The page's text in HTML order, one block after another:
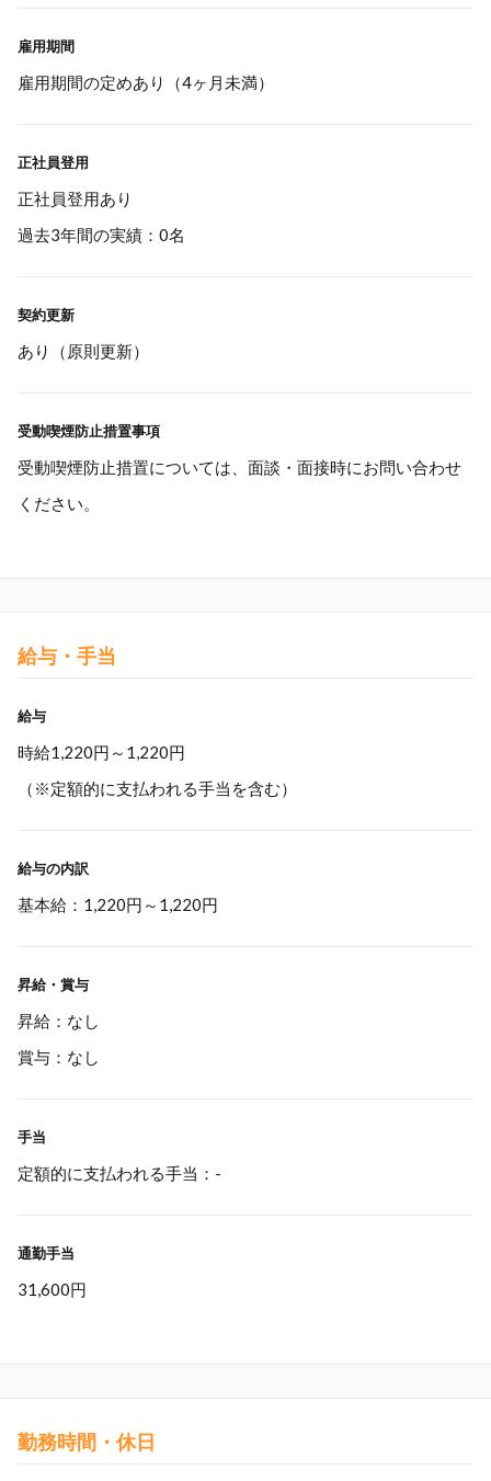
雇用期間
雇用期間の定めあり（4ヶ月未満）
正社員登用
正社員登用あり
過去3年間の実績：0名
契約更新
あり（原則更新）
受動喫煙防止措置事項
受動喫煙防止措置については、面談・面接時にお問い合わせ
ください。
給与・手当
給与
時給1,220円～1,220円
（※定額的に支払われる手当を含む）
給与の内訳
基本給：1,220円～1,220円
昇給・賞与
昇給：なし
賞与：なし
手当
定額的に支払われる手当：-
通勤手当
31,600円
勤務時間・休日